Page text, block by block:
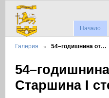
Начало
Галерия 54–годишнина от…
Старшина I